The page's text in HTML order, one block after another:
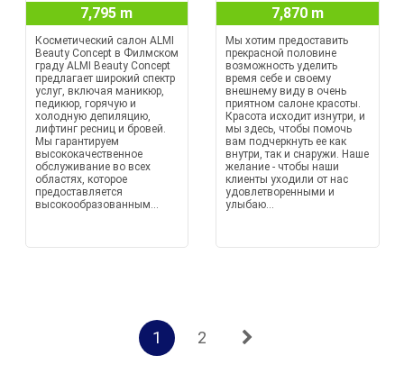
7,795 m
Косметический салон ALMI
Beauty Concept в Филмском
граду ALMI Beauty Concept
предлагает широкий спектр
услуг, включая маникюр,
педикюр, горячую и
холодную депиляцию,
лифтинг ресниц и бровей.
Мы гарантируем
высококачественное
обслуживание во всех
областях, которое
предоставляется
высокообразованным...
7,870 m
Мы хотим предоставить
прекрасной половине
возможность уделить
время себе и своему
внешнему виду в очень
приятном салоне красоты.
Красота исходит изнутри, и
мы здесь, чтобы помочь
вам подчеркнуть ее как
внутри, так и снаружи. Наше
желание - чтобы наши
клиенты уходили от нас
удовлетворенными и
улыбаю...
1 2